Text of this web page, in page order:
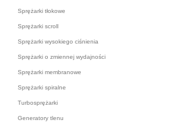
Sprężarki tłokowe
Sprężarki scroll
Sprężarki wysokiego ciśnienia
Sprężarki o zmiennej wydajności
Sprężarki membranowe
Sprężarki spiralne
Turbosprężarki
Generatory tlenu